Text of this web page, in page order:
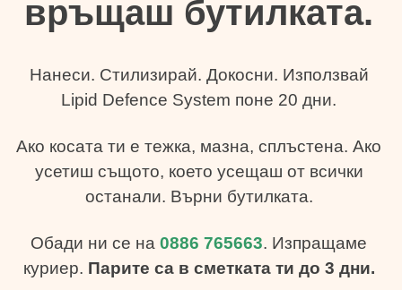
връщаш бутилката.
Нанеси. Стилизирай. Докосни. Използвай
Lipid Defence System поне 20 дни.
Ако косата ти е тежка, мазна, сплъстена. Ако
усетиш същото, което усещаш от всички
останали. Върни бутилката.
Обади ни се на 0886 765663. Изпращаме
куриер. Парите са в сметката ти до 3 дни.